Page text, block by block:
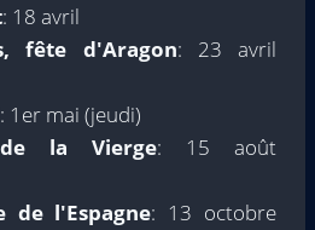
: 18 avril
fête d'Aragon: 23 avril
: 1er mai (jeudi)
la Vierge: 15 août
de l'Espagne: 13 octobre